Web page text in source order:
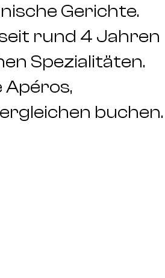
Gerichte.
rund 4 Jahren
Spezialitäten.
Apéros,
buchen.